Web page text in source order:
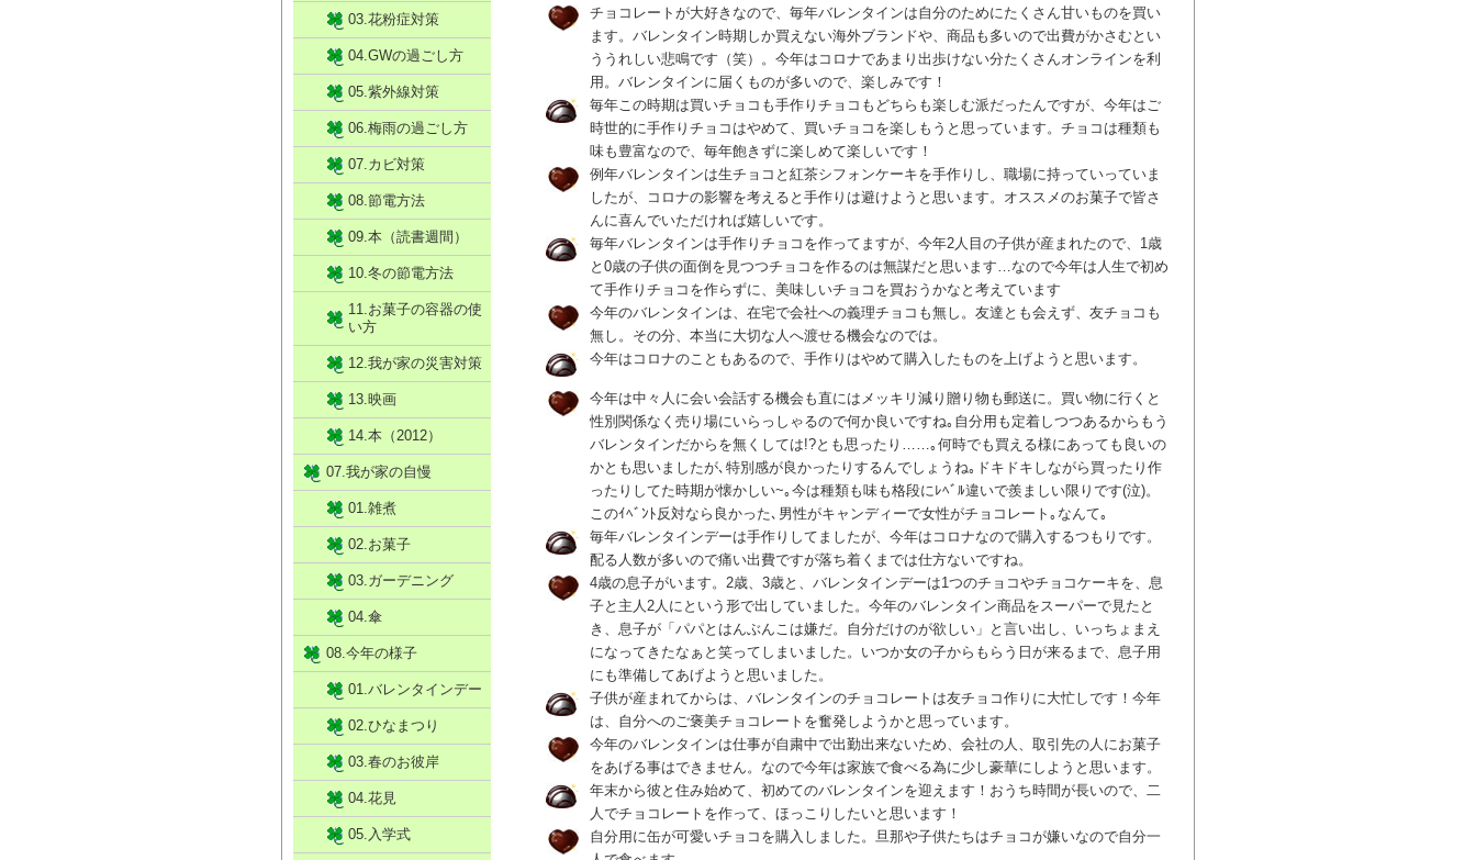
チョコレートが大好きなので、毎年バレンタインは自分のためにたくさん甘いものを買い
ます。バレンタイン時期しか買えない海外ブランドや、商品も多いので出費がかさむとい
ううれしい悲鳴です（笑）。今年はコロナであまり出歩けない分たくさんオンラインを利
用。バレンタインに届くものが多いので、楽しみです！
毎年この時期は買いチョコも手作りチョコもどちらも楽しむ派だったんですが、今年はご
時世的に手作りチョコはやめて、買いチョコを楽しもうと思っています。チョコは種類も
味も豊富なので、毎年飽きずに楽しめて楽しいです！
例年バレンタインは生チョコと紅茶シフォンケーキを手作りし、職場に持っていっていま
したが、コロナの影響を考えると手作りは避けようと思います。オススメのお菓子で皆さ
んに喜んでいただければ嬉しいです。
毎年バレンタインは手作りチョコを作ってますが、今年2人目の子供が産まれたので、1歳
と0歳の子供の面倒を見つつチョコを作るのは無謀だと思います…なので今年は人生で初め
て手作りチョコを作らずに、美味しいチョコを買おうかなと考えています
今年のバレンタインは、在宅で会社への義理チョコも無し。友達とも会えず、友チョコも
無し。その分、本当に大切な人へ渡せる機会なのでは。
今年はコロナのこともあるので、手作りはやめて購入したものを上げようと思います。
今年は中々人に会い会話する機会も直にはメッキリ減り贈り物も郵送に。買い物に行くと
性別関係なく売り場にいらっしゃるので何か良いですね｡自分用も定着しつつあるからもう
バレンタインだからを無くしては!?とも思ったり……｡何時でも買える様にあっても良いの
かとも思いましたが､特別感が良かったりするんでしょうね｡ドキドキしながら買ったり作
ったりしてた時期が懐かしい~｡今は種類も味も格段にﾚﾍﾞﾙ違いで羨ましい限りです(泣)。
このｲﾍﾞﾝﾄ反対なら良かった､男性がキャンディーで女性がチョコレート｡なんて｡
毎年バレンタインデーは手作りしてましたが、今年はコロナなので購入するつもりです。
配る人数が多いので痛い出費ですが落ち着くまでは仕方ないですね。
4歳の息子がいます。2歳、3歳と、バレンタインデーは1つのチョコやチョコケーキを、息
子と主人2人にという形で出していました。今年のバレンタイン商品をスーパーで見たと
き、息子が「パパとはんぶんこは嫌だ。自分だけのが欲しい」と言い出し、いっちょまえ
になってきたなぁと笑ってしまいました。いつか女の子からもらう日が来るまで、息子用
にも準備してあげようと思いました。
子供が産まれてからは、バレンタインのチョコレートは友チョコ作りに大忙しです！今年
は、自分へのご褒美チョコレートを奮発しようかと思っています。
今年のバレンタインは仕事が自粛中で出勤出来ないため、会社の人、取引先の人にお菓子
をあげる事はできません。なので今年は家族で食べる為に少し豪華にしようと思います。
年末から彼と住み始めて、初めてのバレンタインを迎えます！おうち時間が長いので、二
人でチョコレートを作って、ほっこりしたいと思います！
自分用に缶が可愛いチョコを購入しました。旦那や子供たちはチョコが嫌いなので自分一
03.花粉症対策
04.GWの過ごし方
05.紫外線対策
06.梅雨の過ごし方
07.カビ対策
08.節電方法
09.本（読書週間）
10.冬の節電方法
11.お菓子の容器の使
い方
12.我が家の災害対策
13.映画
14.本（2012）
07.我が家の自慢
01.雑煮
02.お菓子
03.ガーデニング
04.傘
08.今年の様子
01.バレンタインデー
02.ひなまつり
03.春のお彼岸
04.花見
05.入学式